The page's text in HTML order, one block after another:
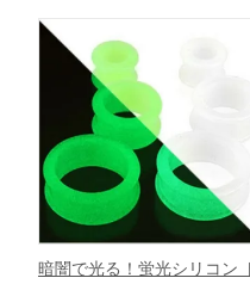
暗闇で光る！蛍光シリコン